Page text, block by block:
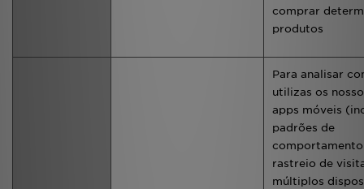
comprar
produtos
Para analisar
utilizas os
apps móveis
padrões de
rastreio de
múltiplos